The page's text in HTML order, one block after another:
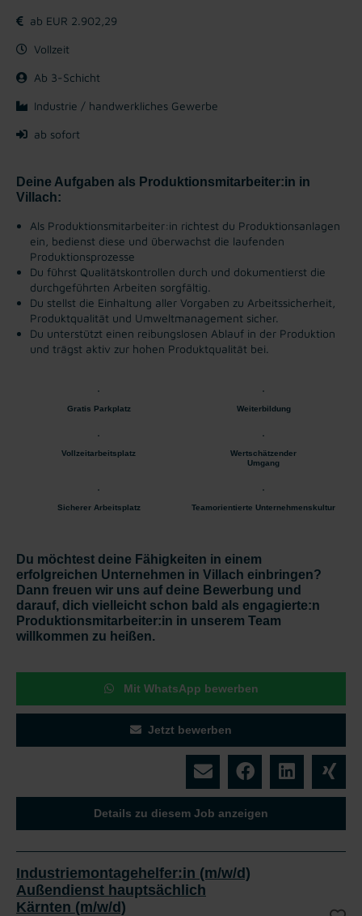
ab EUR 2.902,29
Vollzeit
Ab 3-Schicht
Industrie / handwerkliches Gewerbe
ab sofort
Deine Aufgaben als Produktionsmitarbeiter:in in
Villach:
Als Produktionsmitarbeiter:in richtest du Produktionsanlagen
ein, bedienst diese und überwachst die laufenden
Produktionsprozesse
Du führst Qualitätskontrollen durch und dokumentierst die
durchgeführten Arbeiten sorgfältig.
Du stellst die Einhaltung aller Vorgaben zu Arbeitssicherheit,
Produktqualität und Umweltmanagement sicher.
Du unterstützt einen reibungslosen Ablauf in der Produktion
und trägst aktiv zur hohen Produktqualität bei.
Gratis Parkplatz Weiterbildung
Vollzeitarbeitsplatz
Wertschätzender
Umgang
Sicherer Arbeitsplatz Teamorientierte Unternehmenskultur
Du möchtest deine Fähigkeiten in einem
erfolgreichen Unternehmen in Villach einbringen?
Dann freuen wir uns auf deine Bewerbung und
darauf, dich vielleicht schon bald als engagierte:n
Produktionsmitarbeiter:in in unserem Team
willkommen zu heißen.
Mit WhatsApp bewerben
Jetzt bewerben
Details zu diesem Job anzeigen
Industriemontagehelfer:in (m/w/d)
Außendienst hauptsächlich
Kärnten (m/w/d)